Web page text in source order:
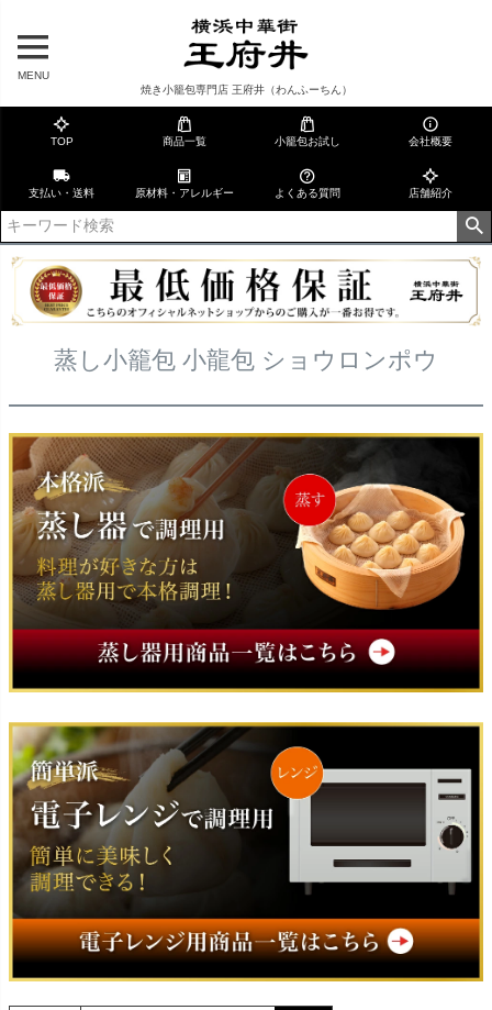
MENU
焼き小籠包専門店 王府井（わんふーちん）
TOP 商品一覧 小籠包お試し 会社概要
支払い・送料 原材料・アレルギー よくある質問 店舗紹介
蒸し小籠包 小龍包 ショウロンポウ